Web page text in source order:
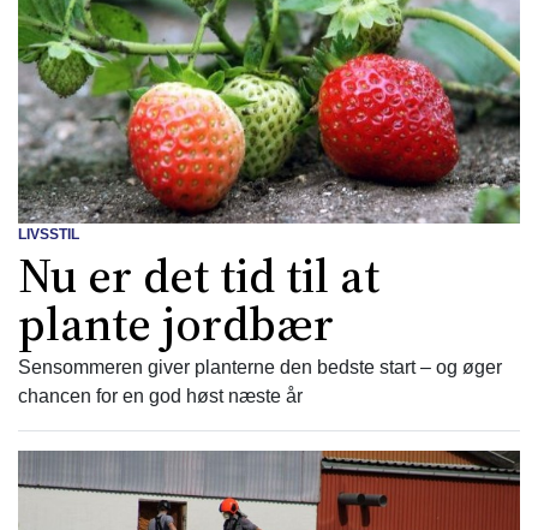
LIVSSTIL
Nu er det tid til at
plante jordbær
Sensommeren giver planterne den bedste start – og øger
chancen for en god høst næste år